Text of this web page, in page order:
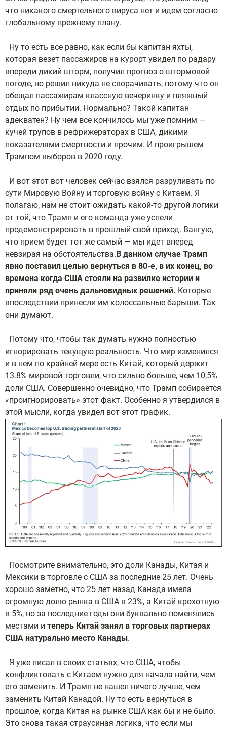
что никакого смертельного вируса нет и идем согласно
глобальному прежнему плану.
Ну то есть все равно, как если бы капитан яхты,
которая везет пассажиров на курорт увидел по радару
впереди дикий шторм, получил прогноз о штормовой
погоде, но решил никуда не сворачивать, потому что он
обещал пассажирам классную вечеринку и пляжный
отдых по прибытии. Нормально? Такой капитан
адекватен? Ну чем все кончилось мы уже помним —
кучей трупов в рефрижераторах в США, дикими
показателями смертности и прочим. И проигрышем
Трампом выборов в 2020 году.
И вот этот вот человек сейчас взялся разруливать по
сути Мировую Войну и торговую войну с Китаем. Я
полагаю, нам не стоит ожидать какой-то другой логики
от той, что Трамп и его команда уже успели
продемонстрировать в прошлый свой приход. Вангую,
что прием будет тот же самый — мы идет вперед
невзирая на обстоятельства.В данном случае Трамп
явно поставил целью вернуться в 80-е, в их конец, во
времена когда США стояли на развилке истории и
приняли ряд очень дальновидных решений. Которые
впоследствии принесли им колоссальные барыши. Так
они думают.
Потому что, чтобы так думать нужно полностью
игнорировать текущую реальность. Что мир изменился
и в нем по крайней мере есть Китай, который держит
13.8% мировой торговли, что сильно больше, чем 10,5%
доли США. Совершенно очевидно, что Трамп собирается
«проигнорировать» этот факт. Особенно я утвердился в
этой мысли, когда увидел вот этот график.
Посмотрите внимательно, это доли Канады, Китая и
Мексики в торговле с США за последние 25 лет. Очень
хорошо заметно, что 25 лет назад Канада имела
огромную долю рынка в США в 23%, а Китай крохотную
в 5%, но за последние годы они буквально поменялись
местами и теперь Китай занял в торговых партнерах
США натурально место Канады.
Я уже писал в своих статьях, что США, чтобы
конфликтовать с Китаем нужно для начала найти, чем
его заменить. И Трамп не нашел ничего лучше, чем
заменить Китай Канадой. Ну то есть вернуться в
прошлое, когда Китая на рынке США как бы и не было.
Это снова такая страусиная логика, что если мы